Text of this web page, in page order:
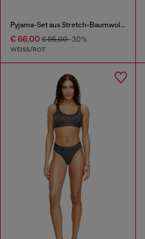
Pyjama-Set aus Stretch-Baumwolle mit Kirsch-Print
€ 66,00 € 95,00-30%
WEISS/ROT